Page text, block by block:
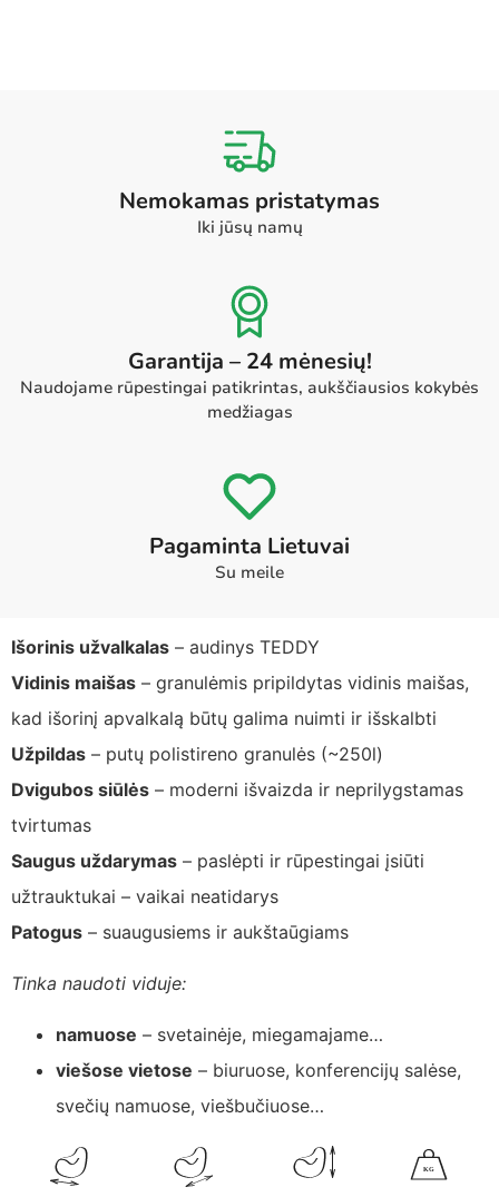
Nemokamas pristatymas
Iki jūsų namų
Garantija – 24 mėnesių!
Naudojame rūpestingai patikrintas, aukščiausios kokybės
medžiagas
Pagaminta Lietuvai
Su meile
Išorinis užvalkalas – audinys TEDDY
Vidinis maišas – granulėmis pripildytas vidinis maišas,
kad išorinį apvalkalą būtų galima nuimti ir išskalbti
Užpildas – putų polistireno granulės (~250l)
Dvigubos siūlės – moderni išvaizda ir neprilygstamas
tvirtumas
Saugus uždarymas – paslėpti ir rūpestingai įsiūti
užtrauktukai – vaikai neatidarys
Patogus – suaugusiems ir aukštaūgiams
Tinka naudoti viduje:
namuose – svetainėje, miegamajame…
viešose vietose – biuruose, konferencijų salėse,
svečių namuose, viešbučiuose…
KG